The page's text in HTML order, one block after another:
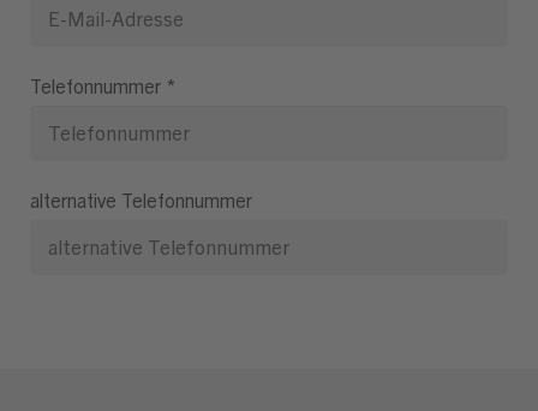
Telefonnummer *
alternative Telefonnummer